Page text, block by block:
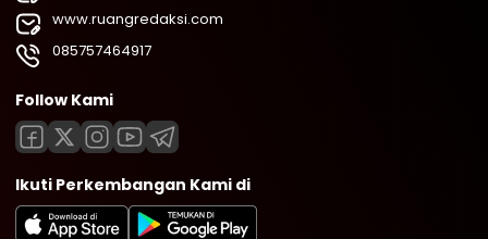
www.ruangredaksi.com
085757464917
Follow Kami
Ikuti Perkembangan Kami di